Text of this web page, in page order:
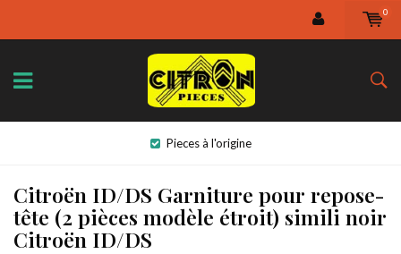
0
Pieces à l'origine
Citroën ID/DS Garniture pour repose-
tête (2 pièces modèle étroit) simili noir
Citroën ID/DS